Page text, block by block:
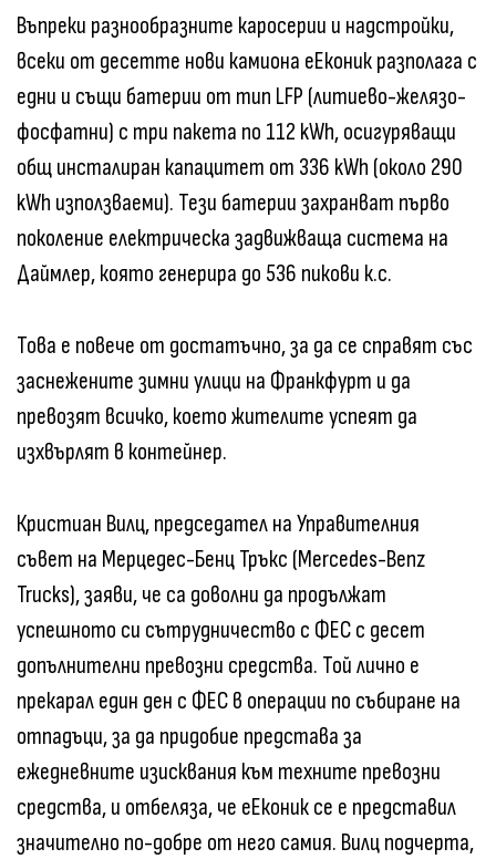
Въпреки разнообразните каросерии и надстройки,
всеки от десетте нови камиона еЕконик разполага с
едни и същи батерии от тип LFP (литиево-желязо-
фосфатни) с три пакета по 112 kWh, осигуряващи
общ инсталиран капацитет от 336 kWh (около 290
kWh използваеми). Тези батерии захранват първо
поколение електрическа задвижваща система на
Даймлер, която генерира до 536 пикови к.с.
Това е повече от достатъчно, за да се справят със
заснежените зимни улици на Франкфурт и да
превозят всичко, което жителите успеят да
изхвърлят в контейнер.
Кристиан Вилц, председател на Управителния
съвет на Мерцедес-Бенц Тръкс (Mercedes-Benz
Trucks), заяви, че са доволни да продължат
успешното си сътрудничество с ФЕС с десет
допълнителни превозни средства. Той лично е
прекарал един ден с ФЕС в операции по събиране на
отпадъци, за да придобие представа за
ежедневните изисквания към техните превозни
средства, и отбеляза, че еЕконик се е представил
значително по-добре от него самия. Вилц подчерта,